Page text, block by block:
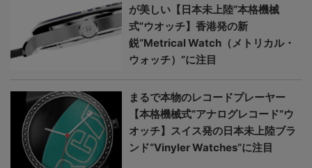
が美しい【日本未上陸“本格機械
式”ウオッチ】香港発の新
鋭“Metrical Watch（メトリカル・
ウォッチ）”に注目
まるで本物のレコードプレーヤー
【本格機械式“アナログレコード”ウ
オッチ】スイス発の日本未上陸ブラ
ンド“Vinyler Watches”に注目